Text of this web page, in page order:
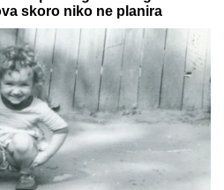
nisu rezervisane za vikend:
koja se spontano